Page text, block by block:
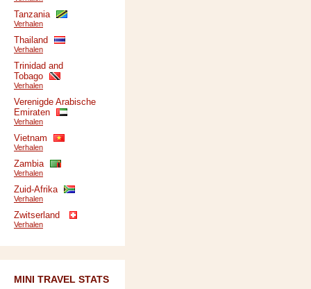
Tanzania
Verhalen
Thailand
Verhalen
Trinidad and
Tobago
Verhalen
Verenigde Arabische
Emiraten
Verhalen
Vietnam
Verhalen
Zambia
Verhalen
Zuid-Afrika
Verhalen
Zwitserland
Verhalen
MINI TRAVEL STATS